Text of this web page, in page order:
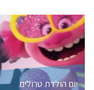
יום הולדת טרולים